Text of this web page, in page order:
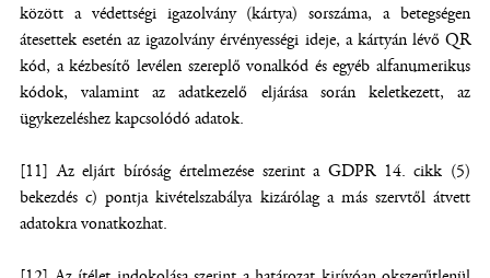
között a védettségi igazolvány (kártya) sorszáma, a betegségen
átesettek esetén az igazolvány érvényességi ideje, a kártyán lévő QR
kód, a kézbesítő levélen szereplő vonalkód és egyéb alfanumerikus
kódok, valamint az adatkezelő eljárása során keletkezett, az
ügykezeléshez kapcsolódó adatok.
[11] Az eljárt bíróság értelmezése szerint a GDPR 14. cikk (5)
bekezdés c) pontja kivételszabálya kizárólag a más szervtől átvett
adatokra vonatkozhat.